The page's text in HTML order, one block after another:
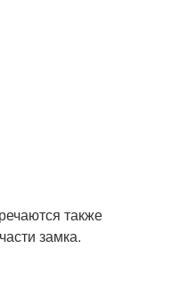
также
замка.